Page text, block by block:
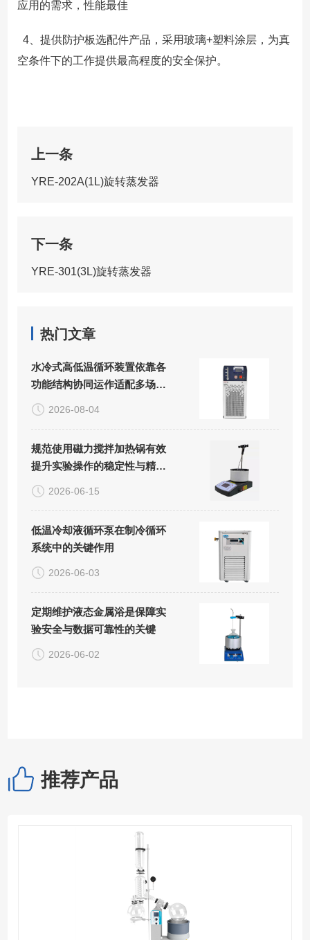
应用的需求，性能最佳
4、提供防护板选配件产品，采用玻璃+塑料涂层，为真
空条件下的工作提供最高程度的安全保护。
上一条
YRE-202A(1L)旋转蒸发器
下一条
YRE-301(3L)旋转蒸发器
热门文章
水冷式高低温循环装置依靠各
功能结构协同运作适配多场景
精密控温需求
2026-08-04
规范使用磁力搅拌加热锅有效
提升实验操作的稳定性与精准
度
2026-06-15
低温冷却液循环泵在制冷循环
系统中的关键作用
2026-06-03
定期维护液态金属浴是保障实
验安全与数据可靠性的关键
2026-06-02
推荐产品